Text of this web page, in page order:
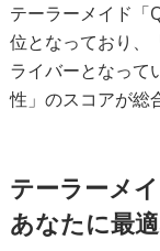
テーラーメイド「
位となっており、
ライバーとなって
性」のスコアが総
テーラーメ
あなたに最